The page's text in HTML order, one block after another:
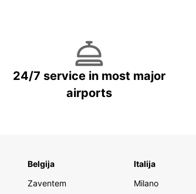
24/7 service in most major
airports
Belgija
Zaventem
Italija
Milano